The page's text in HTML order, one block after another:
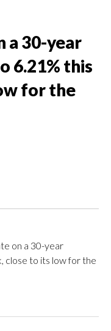
a 30-year
6.21% this
for the
on a 30-year
close to its low for the